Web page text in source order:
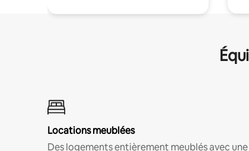
Locations meublées
Des logements entièrement meublés avec une